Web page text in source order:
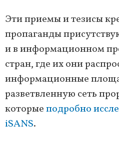
Эти приемы и тезисы
пропаганды
и в информационном
стран, где их они
информационные
разветвленную сеть
которыеподробно
iSANS.